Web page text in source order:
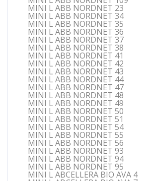
MINI L ABB NORDNET 23
MINI L ABB NORDNET 34
MINI L ABB NORDNET 35
MINI L ABB NORDNET 36
MINI L ABB NORDNET 37
MINI L ABB NORDNET 38
MINI L ABB NORDNET 41
MINI L ABB NORDNET 42
MINI L ABB NORDNET 43
MINI L ABB NORDNET 44
MINI L ABB NORDNET 47
MINI L ABB NORDNET 48
MINI L ABB NORDNET 49
MINI L ABB NORDNET 50
MINI L ABB NORDNET 51
MINI L ABB NORDNET 54
MINI L ABB NORDNET 55
MINI L ABB NORDNET 56
MINI L ABB NORDNET 93
MINI L ABB NORDNET 94
MINI L ABB NORDNET 95
MINI L ABCELLERA BIO AVA 4